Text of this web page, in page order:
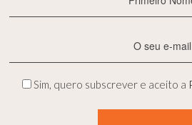
Nome
mail
Sim, quero subscrever e aceito a